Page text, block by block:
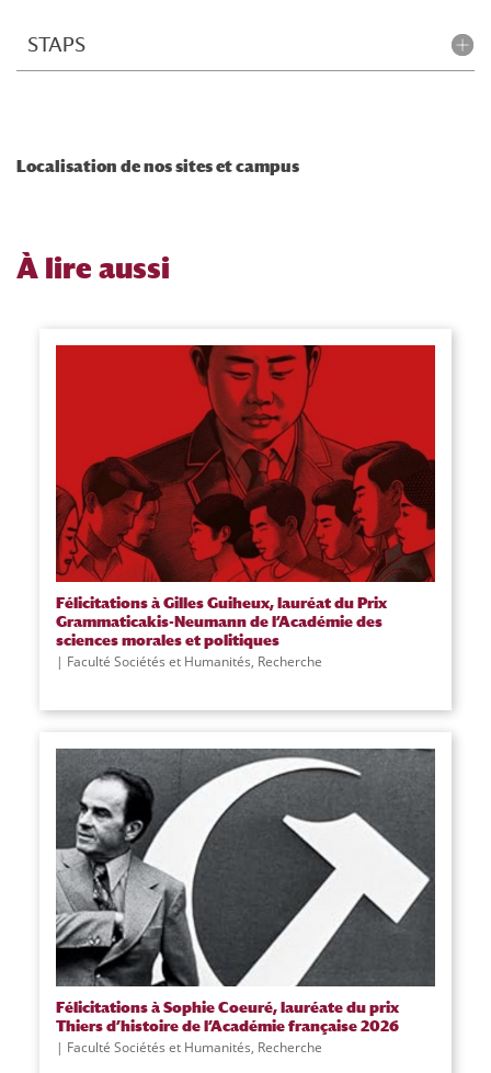
STAPS
Localisation de nos sites et campus
À lire aussi
Félicitations à Gilles Guiheux, lauréat du Prix
Grammaticakis-Neumann de l’Académie des
sciences morales et politiques
Faculté Sociétés et Humanités, Recherche
Félicitations à Sophie Coeuré, lauréate du prix
Thiers d’histoire de l’Académie française 2026
Faculté Sociétés et Humanités, Recherche